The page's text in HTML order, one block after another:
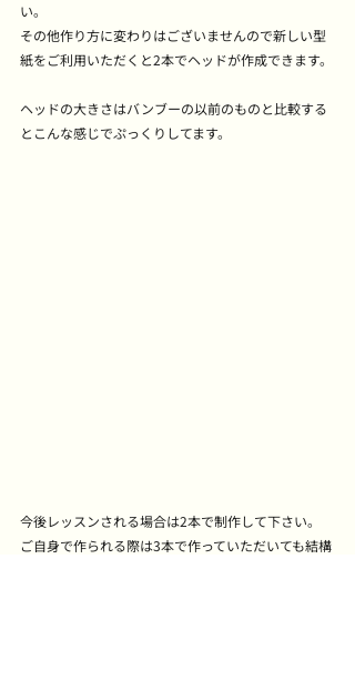
い。
その他作り方に変わりはございませんので新しい型
紙をご利用いただくと2本でヘッドが作成できます。
ヘッドの大きさはバンブーの以前のものと比較する
とこんな感じでぷっくりしてます。
今後レッスンされる場合は2本で制作して下さい。
ご自身で作られる際は3本で作っていただいても結構